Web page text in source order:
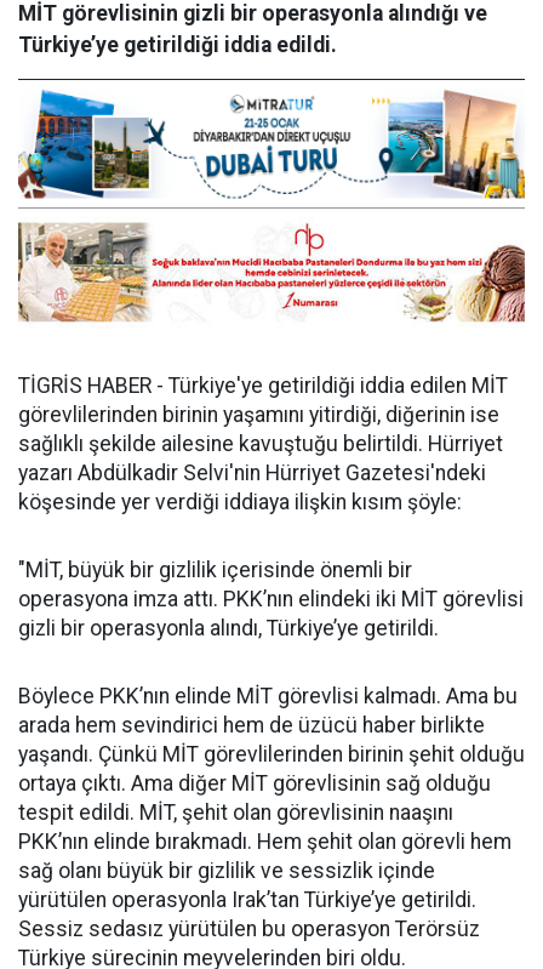
MİT görevlisinin gizli bir operasyonla alındığı ve
Türkiye’ye getirildiği iddia edildi.
TİGRİS HABER - Türkiye'ye getirildiği iddia edilen MİT
görevlilerinden birinin yaşamını yitirdiği, diğerinin ise
sağlıklı şekilde ailesine kavuştuğu belirtildi. Hürriyet
yazarı Abdülkadir Selvi'nin Hürriyet Gazetesi'ndeki
köşesinde yer verdiği iddiaya ilişkin kısım şöyle:
"MİT, büyük bir gizlilik içerisinde önemli bir
operasyona imza attı. PKK’nın elindeki iki MİT görevlisi
gizli bir operasyonla alındı, Türkiye’ye getirildi.
Böylece PKK’nın elinde MİT görevlisi kalmadı. Ama bu
arada hem sevindirici hem de üzücü haber birlikte
yaşandı. Çünkü MİT görevlilerinden birinin şehit olduğu
ortaya çıktı. Ama diğer MİT görevlisinin sağ olduğu
tespit edildi. MİT, şehit olan görevlisinin naaşını
PKK’nın elinde bırakmadı. Hem şehit olan görevli hem
sağ olanı büyük bir gizlilik ve sessizlik içinde
yürütülen operasyonla Irak’tan Türkiye’ye getirildi.
Sessiz sedasız yürütülen bu operasyon Terörsüz
Türkiye sürecinin meyvelerinden biri oldu.